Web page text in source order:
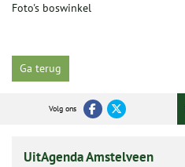
Foto's boswinkel
Ga terug
Volg ons
UitAgenda Amstelveen